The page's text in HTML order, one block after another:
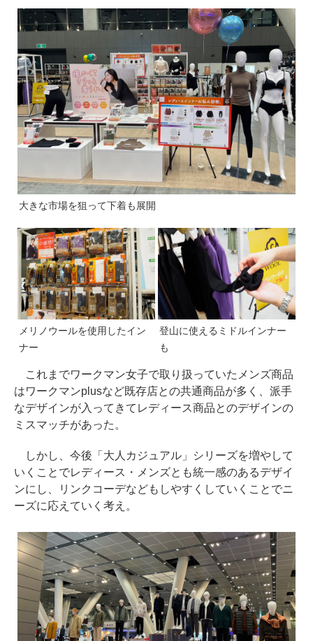
大きな市場を狙って下着も展開
メリノウールを使用したイン
ナー
登山に使えるミドルインナー
も
これまでワークマン女子で取り扱っていたメンズ商品
はワークマンplusなど既存店との共通商品が多く、派手
なデザインが入ってきてレディース商品とのデザインの
ミスマッチがあった。
しかし、今後「大人カジュアル」シリーズを増やして
いくことでレディース・メンズとも統一感のあるデザイ
ンにし、リンクコーデなどもしやすくしていくことでニ
ーズに応えていく考え。